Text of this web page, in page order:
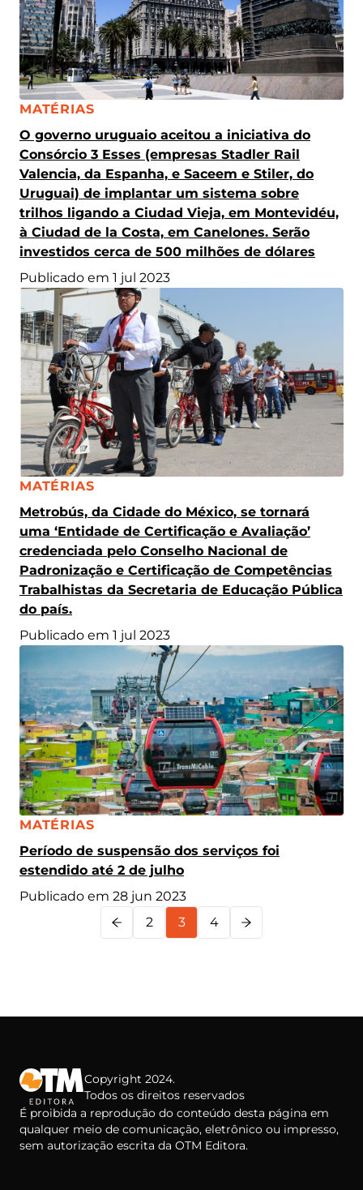
CATEGORIA:
MATÉRIAS
O governo uruguaio aceitou a iniciativa do
Consórcio 3 Esses (empresas Stadler Rail
Valencia, da Espanha, e Saceem e Stiler, do
Uruguai) de implantar um sistema sobre
trilhos ligando a Ciudad Vieja, em Montevidéu,
à Ciudad de la Costa, em Canelones. Serão
investidos cerca de 500 milhões de dólares
Publicado em 1 jul 2023
CATEGORIA:
MATÉRIAS
Metrobús, da Cidade do México, se tornará
uma ‘Entidade de Certificação e Avaliação’
credenciada pelo Conselho Nacional de
Padronização e Certificação de Competências
Trabalhistas da Secretaria de Educação Pública
do país.
Publicado em 1 jul 2023
CATEGORIA:
MATÉRIAS
Período de suspensão dos serviços foi
estendido até 2 de julho
Publicado em 28 jun 2023
2
3 4
Copyright 2024.
Todos os direitos reservados
É proibida a reprodução do conteúdo desta página em
qualquer meio de comunicação, eletrônico ou impresso,
sem autorização escrita da OTM Editora.